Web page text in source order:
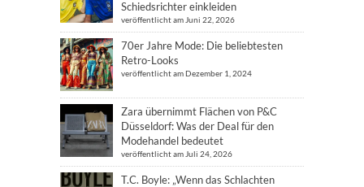
Schiedsrichter einkleiden
veröffentlicht am Juni 22, 2026
70er Jahre Mode: Die beliebtesten
Retro-Looks
veröffentlicht am Dezember 1, 2024
Zara übernimmt Flächen von P&C
Düsseldorf: Was der Deal für den
Modehandel bedeutet
veröffentlicht am Juli 24, 2026
T.C. Boyle: „Wenn das Schlachten